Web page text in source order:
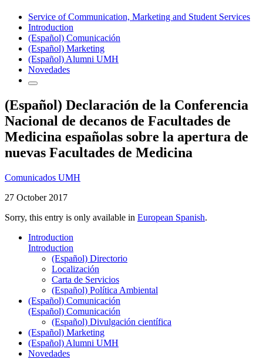
Service of Communication, Marketing and Student Services
Introduction
(Español) Comunicación
(Español) Marketing
(Español) Alumni UMH
Novedades
(Español) Declaración de la Conferencia
Nacional de decanos de Facultades de
Medicina españolas sobre la apertura de
nuevas Facultades de Medicina
Comunicados UMH
27 October 2017
Sorry, this entry is only available in European Spanish.
Introduction
Introduction
(Español) Directorio
Localización
Carta de Servicios
(Español) Política Ambiental
(Español) Comunicación
(Español) Comunicación
(Español) Divulgación científica
(Español) Marketing
(Español) Alumni UMH
Novedades